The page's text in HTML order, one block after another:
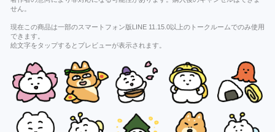
せん。
現在この商品は一部のスマートフォン版LINE 11.15.0以上のトークルームでのみ使用
できます。
絵文字をタップするとプレビューが表示されます。